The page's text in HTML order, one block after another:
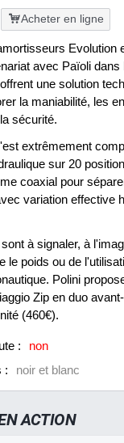
Acheter en ligne
Evolution
avec Païoli dans
une solution
la maniabilité, les
sécurité.
extrêmement
sur 20
coaxial pour
variation effective
à signaler, à
le poids ou de
Polini
Zip en duo
(460€).
:
non
:
noir et blanc
ACTION